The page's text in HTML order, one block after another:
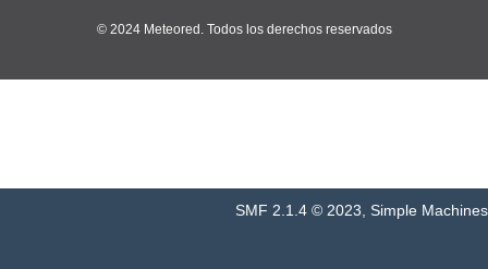
© 2024 Meteored. Todos los derechos reservados
SMF 2.1.4 © 2023 Simple Machines